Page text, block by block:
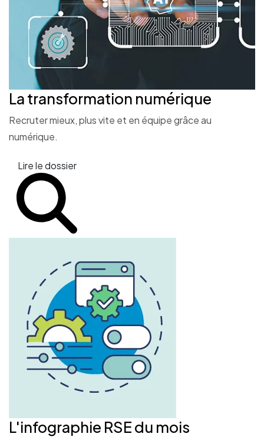
La transformation numérique
Recruter mieux, plus vite et en équipe grâce au
numérique.
Lire le dossier
L'infographie RSE du mois